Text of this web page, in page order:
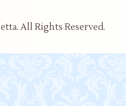
. All Rights Reserved.